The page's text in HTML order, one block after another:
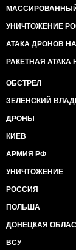
УНИЧТОЖЕНИЕ
АТАКА ДРОНОВ
РАКЕТНАЯ АТАКА
ОБСТРЕЛ
ЗЕЛЕНСКИЙ
ДРОНЫ
КИЕВ
АРМИЯ РФ
УНИЧТОЖЕНИЕ
РОССИЯ
ПОЛЬША
ДОНЕЦКАЯ
ВСУ